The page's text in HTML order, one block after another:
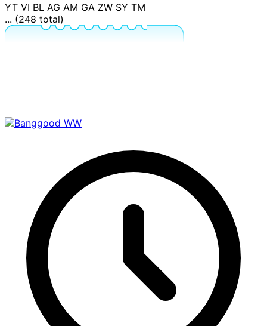
YT VI BL AG AM GA ZW SY TM
... (248 total)